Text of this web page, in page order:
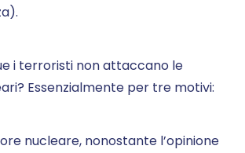
i terroristi non attaccano le
Essenzialmente per tre motivi:
nucleare, nonostante l’opinione